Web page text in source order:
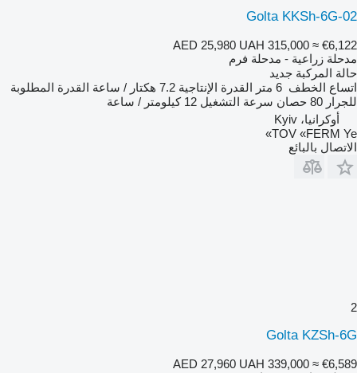
Golta KKSh-6G-02
AED 25,980 UAH 315,000 ≈ €6,122
مدحلة زراعية - مدحلة فرم
حالة المركبة جديد
اتساع الخطف 6 متر القدرة الإنتاجية 7.2 هكتار / ساعة
القدرة المطلوبة
للجرار 80 حصان سرعة التشغيل 12 كيلومتر / ساعة
أوكرانيا، Kyiv
TOV «FERM Ye»
الاتصال بالبائع
2
Golta KZSh-6G
AED 27,960 UAH 339,000 ≈ €6,589